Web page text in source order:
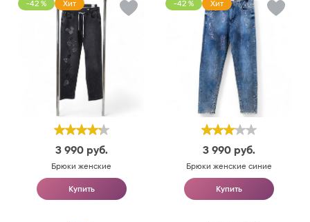
-42 % Хит
3 990 руб.
Брюки женские
Купить
-42 % Хит
3 990 руб.
Брюки женские синие
Купить